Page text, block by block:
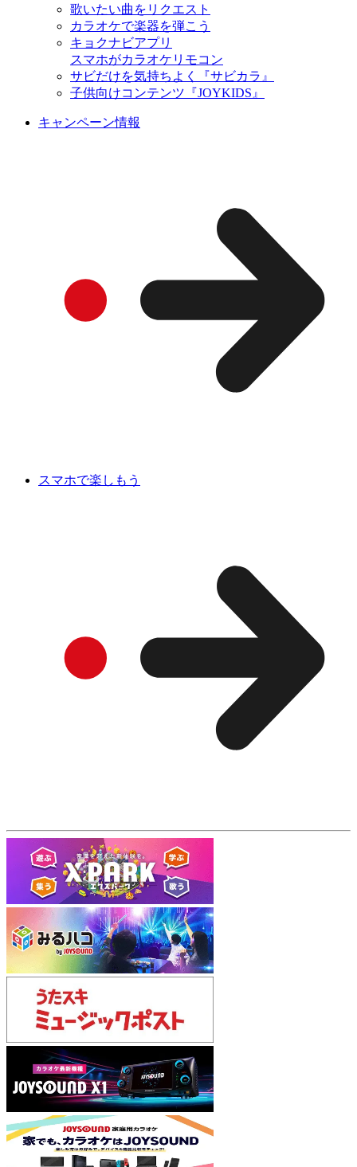
歌いたい曲をリクエスト
カラオケで楽器を弾こう
キョクナビアプリ
スマホがカラオケリモコン
サビだけを気持ちよく『サビカラ』
子供向けコンテンツ『JOYKIDS』
キャンペーン情報
スマホで楽しもう